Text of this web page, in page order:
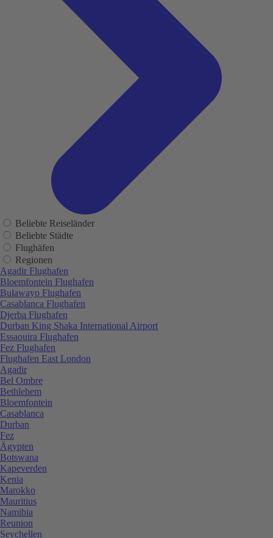
Beliebte Reiseländer
Beliebte Städte
Flughäfen
Regionen
Agadir Flughafen
Bloemfontein Flughafen
Bulawayo Flughafen
Casablanca Flughafen
Djerba Flughafen
Durban King Shaka International Airport
Essaouira Flughafen
Fez Flughafen
Flughafen East London
Agadir
Bel Ombre
Bethlehem
Bloemfontein
Casablanca
Durban
Fez
Ägypten
Botswana
Kapeverden
Kenia
Marokko
Mauritius
Namibia
Reunion
Seychellen